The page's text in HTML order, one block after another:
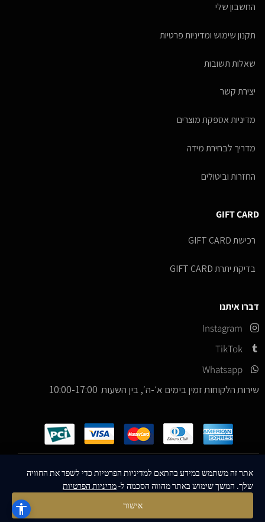
החשבון שלי
תקנון שימוש ומדיניות פרטיות
שאלות תשובות
יצירת קשר
מדיניות אספקת מוצרים
מדריך לבחירת מידה
החזרות וביטולים
GIFT CARD
רכישת GIFT CARD
בדיקת יתרת GIFT CARD
דברו איתנו
Instagram
TikTok
Whatsapp
שירות הלקוחות זמין בימים א׳-ה׳, בין השעות 10:00-17:00
כל הזכויות שמורות – ICE Sneakers© 2026
אתר זה משתמש במידע בהתאם למדיניות הפרטיות כדי לשפר את החוויה
שלך. המשך שימוש באתר מהווה הסכמה ל-מדיניות הפרטיות
אישור